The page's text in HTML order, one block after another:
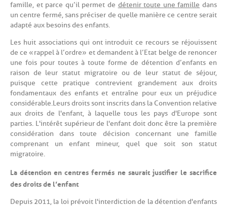
famille, et parce qu’il permet de détenir toute une famille dans
un centre fermé, sans préciser de quelle manière ce centre serait
adapté aux besoins des enfants.
Les huit associations qui ont introduit ce recours se réjouissent
de ce « rappel à l’ordre » et demandent à l’Etat belge de renoncer
une fois pour toutes à toute forme de détention d’enfants en
raison de leur statut migratoire ou de leur statut de séjour,
puisque cette pratique contrevient grandement aux droits
fondamentaux des enfants et entraîne pour eux un préjudice
considérable. Leurs droits sont inscrits dans la Convention relative
aux droits de l'enfant, à laquelle tous les pays d'Europe sont
parties. L'intérêt supérieur de l'enfant doit donc être la première
considération dans toute décision concernant une famille
comprenant un enfant mineur, quel que soit son statut
migratoire.
La détention en centres fermés ne saurait justifier le sacrifice
des droits de l’enfant
Depuis 2011, la loi prévoit l'interdiction de la détention d'enfants